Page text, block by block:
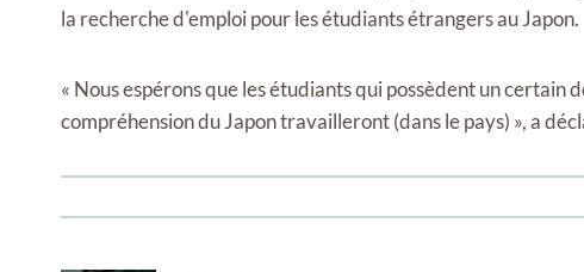
la recherche d'emploi pour les étudiants étrangers au Japon.
« Nous espérons que les étudiants qui possèdent un
compréhension du Japon travailleront (dans le pays) », a